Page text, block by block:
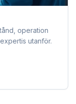
operation
utanför.